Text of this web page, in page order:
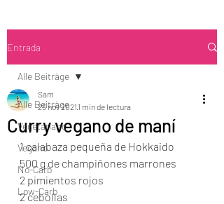
Entrada
Alle Beiträge
Vegetariano
Vegano
No-Carb
Low-Carb
Alle Beiträge
Curry vegano de maní
Sam
25 nov 2021 1 min de lectura
1 calabaza pequeña de Hokkaido
500 g de champiñones marrones
2 pimientos rojos
2 cebollas